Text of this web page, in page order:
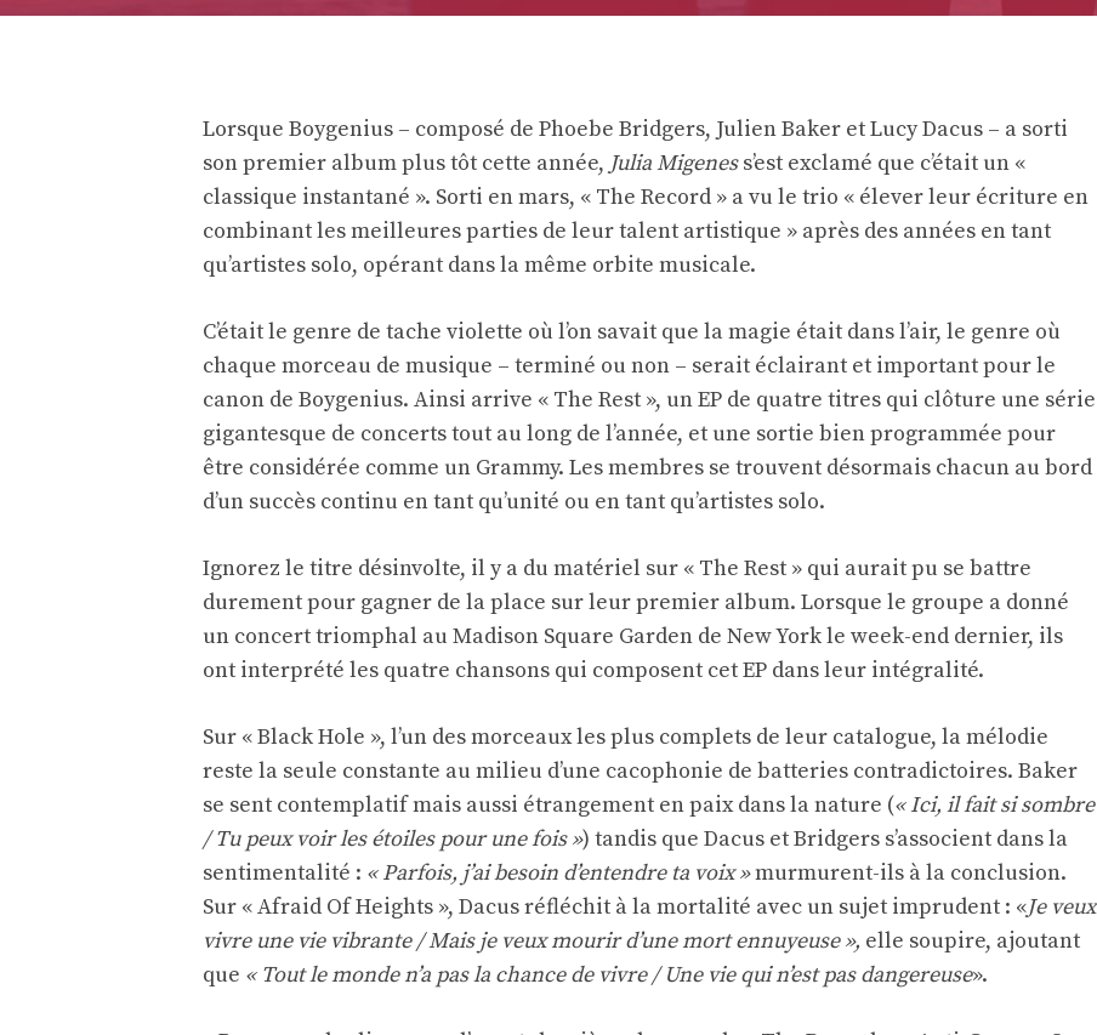
Lorsque Boygenius – composé de Phoebe Bridgers, Julien Baker et Lucy Dacus – a sorti
son premier album plus tôt cette année, Julia Migeness’est exclamé que c’était un «
classique instantané ». Sorti en mars, « The Record » a vu le trio « élever leur écriture en
combinant les meilleures parties de leur talent artistique » après des années en tant
qu’artistes solo, opérant dans la même orbite musicale.
C’était le genre de tache violette où l’on savait que la magie était dans l’air, le genre où
chaque morceau de musique – terminé ou non – serait éclairant et important pour le
canon de Boygenius. Ainsi arrive « The Rest », un EP de quatre titres qui clôture une série
gigantesque de concerts tout au long de l’année, et une sortie bien programmée pour
être considérée comme un Grammy. Les membres se trouvent désormais chacun au bord
d’un succès continu en tant qu’unité ou en tant qu’artistes solo.
Ignorez le titre désinvolte, il y a du matériel sur « The Rest » qui aurait pu se battre
durement pour gagner de la place sur leur premier album. Lorsque le groupe a donné
un concert triomphal au Madison Square Garden de New York le week-end dernier, ils
ont interprété les quatre chansons qui composent cet EP dans leur intégralité.
Sur « Black Hole », l’un des morceaux les plus complets de leur catalogue, la mélodie
reste la seule constante au milieu d’une cacophonie de batteries contradictoires. Baker
se sent contemplatif mais aussi étrangement en paix dans la nature (« Ici, il fait si sombre
/ Tu peux voir les étoiles pour une fois ») tandis que Dacus et Bridgers s’associent dans la
sentimentalité : « Parfois, j’ai besoin d’entendre ta voix »murmurent-ils à la conclusion.
Sur « Afraid Of Heights », Dacus réfléchit à la mortalité avec un sujet imprudent : «Je veux
vivre une vie vibrante / Mais je veux mourir d’une mort ennuyeuse », elle soupire, ajoutant
que « Tout le monde n’a pas la chance de vivre / Une vie qui n’est pas dangereuse».